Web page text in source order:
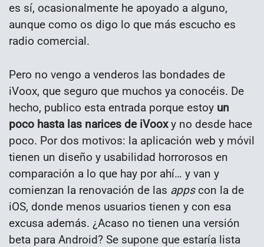
es sí, ocasionalmente he apoyado a alguno,
aunque como os digo lo que más escucho es
radio comercial.
Pero no vengo a venderos las bondades de
iVoox, que seguro que muchos ya conocéis. De
hecho, publico esta entrada porque estoy un
poco hasta las narices de iVooxy no desde hace
poco. Por dos motivos: la aplicación web y móvil
tienen un diseño y usabilidad horrorosos en
comparación a lo que hay por ahí… y van y
comienzan la renovación de las appscon la de
iOS, donde menos usuarios tienen y con esa
excusa además. ¿Acaso no tienen una versión
beta para Android? Se supone que estaría lista